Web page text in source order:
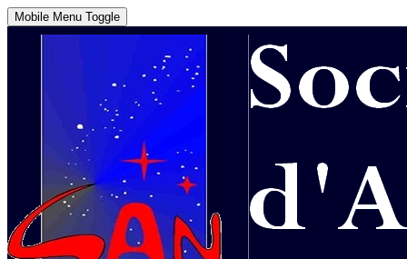
Mobile Menu Toggle